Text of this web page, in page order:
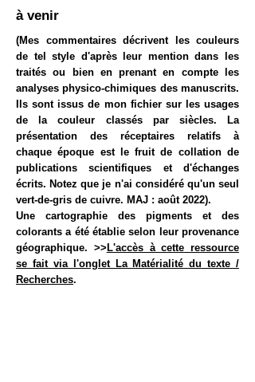
à venir
(Mes commentaires décrivent les couleurs
de tel style d'après leur mention dans les
traités ou bien en prenant en compte les
analyses physico-chimiques des manuscrits.
Ils sont issus de mon fichier sur les usages
de la couleur classés par siècles. La
présentation des réceptaires relatifs à
chaque époque est le fruit de collation de
publications scientifiques et d'échanges
écrits. Notez que je n'ai considéré qu'un seul
vert-de-gris de cuivre. MAJ : août 2022).
Une cartographie des pigments et des
colorants a été établie selon leur provenance
géographique. >>L'accès à cette ressource
se fait via l'onglet La Matérialité du texte /
Recherches.